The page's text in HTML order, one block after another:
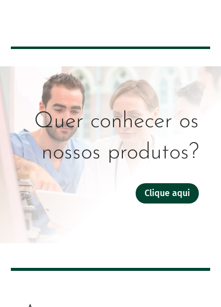
Quer conhecer os
nossos produtos?
Clique aqui